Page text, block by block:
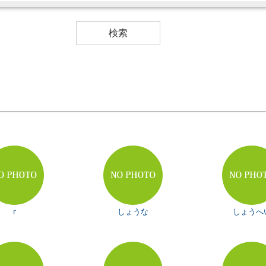
r しょうな しょうへ